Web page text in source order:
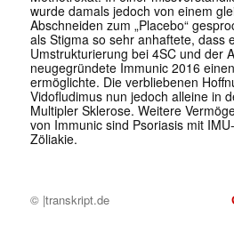
wurde damals jedoch von einem
Abschneiden zum „Placebo“
als Stigma so sehr anhaftete, dass
Umstrukturierung bei 4SC und der
neugegründete Immunic 2016
ermöglichte. Die verbliebenen
Vidofludimus nun jedoch alleine in
Multipler Sklerose. Weitere
von Immunic sind Psoriasis mit
Zöliakie.
© |transkript.de